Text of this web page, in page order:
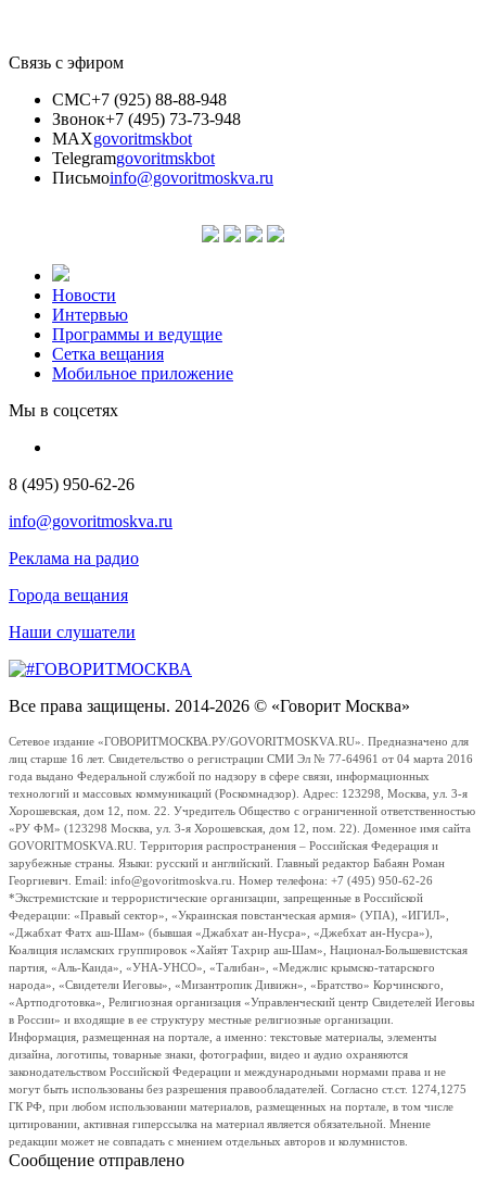
Связь с эфиром
СМС+7 (925) 88-88-948
Звонок+7 (495) 73-73-948
MAXgovoritmskbot
Telegramgovoritmskbot
Письмоinfo@govoritmoskva.ru
Новости
Интервью
Программы и ведущие
Сетка вещания
Мобильное приложение
Мы в соцсетях
8 (495) 950-62-26
info@govoritmoskva.ru
Реклама на радио
Города вещания
Наши слушатели
Все права защищены. 2014-2026 © «Говорит Москва»
Сетевое издание «ГОВОРИТМОСКВА.РУ/GOVORITMOSKVA.RU». Предназначено для
лиц старше 16 лет. Свидетельство о регистрации СМИ Эл № 77-64961 от 04 марта 2016
года выдано Федеральной службой по надзору в сфере связи, информационных
технологий и массовых коммуникаций (Роскомнадзор). Адрес: 123298, Москва, ул. 3-я
Хорошевская, дом 12, пом. 22. Учредитель Общество с ограниченной ответственностью
«РУ ФМ» (123298 Москва, ул. 3-я Хорошевская, дом 12, пом. 22). Доменное имя сайта
GOVORITMOSKVA.RU. Территория распространения – Российская Федерация и
зарубежные страны. Языки: русский и английский. Главный редактор Бабаян Роман
Георгиевич. Email: info@govoritmoskva.ru. Номер телефона: +7 (495) 950-62-26
*Экстремистские и террористические организации, запрещенные в Российской
Федерации: «Правый сектор», «Украинская повстанческая армия» (УПА), «ИГИЛ»,
«Джабхат Фатх аш-Шам» (бывшая «Джабхат ан-Нусра», «Джебхат ан-Нусра»),
Коалиция исламских группировок «Хайят Тахрир аш-Шам», Национал-Большевистская
партия, «Аль-Каида», «УНА-УНСО», «Талибан», «Меджлис крымско-татарского
народа», «Свидетели Иеговы», «Мизантропик Дивижн», «Братство» Корчинского,
«Артподготовка», Религиозная организация «Управленческий центр Свидетелей Иеговы
в России» и входящие в ее структуру местные религиозные организации.
Информация, размещенная на портале, а именно: текстовые материалы, элементы
дизайна, логотипы, товарные знаки, фотографии, видео и аудио охраняются
законодательством Российской Федерации и международными нормами права и не
могут быть использованы без разрешения правообладателей. Согласно ст.ст. 1274,1275
ГК РФ, при любом использовании материалов, размещенных на портале, в том числе
цитировании, активная гиперссылка на материал является обязательной. Мнение
редакции может не совпадать с мнением отдельных авторов и колумнистов.
Сообщение отправлено